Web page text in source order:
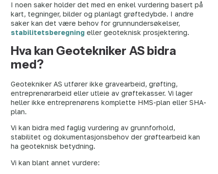
I noen saker holder det med en enkel vurdering basert på
kart, tegninger, bilder og planlagt grøftedybde. I andre
saker kan det være behov for grunnundersøkelser,
stabilitetsberegning eller geoteknisk prosjektering.
Hva kan Geotekniker AS bidra
med?
Geotekniker AS utfører ikke gravearbeid, grøfting,
entreprenørarbeid eller utleie av grøftekasser. Vi lager
heller ikke entreprenørens komplette HMS-plan eller SHA-
plan.
Vi kan bidra med faglig vurdering av grunnforhold,
stabilitet og dokumentasjonsbehov der grøftearbeid kan
ha geoteknisk betydning.
Vi kan blant annet vurdere: